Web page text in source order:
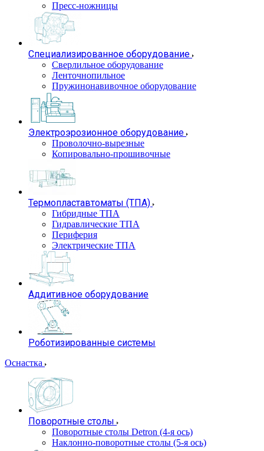
Пресс-ножницы
Специализированное оборудование
Сверлильное оборудование
Ленточнопильное
Пружинонавивочное оборудование
Электроэрозионное оборудование
Проволочно-вырезные
Копировально-прошивочные
Термопластавтоматы (ТПА)
Гибридные ТПА
Гидравлические ТПА
Периферия
Электрические ТПА
Аддитивное оборудование
Роботизированные системы
Оснастка
Поворотные столы
Поворотные столы Detron (4-я ось)
Наклонно-поворотные столы (5-я ось)